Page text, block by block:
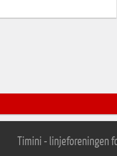
Timini - linjeforeningen